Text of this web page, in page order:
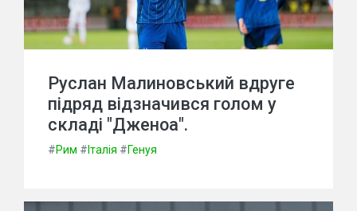
Руслан Малиновський вдруге
підряд відзначився голом у
складі "Дженоа".
#Рим # Італія #Генуя